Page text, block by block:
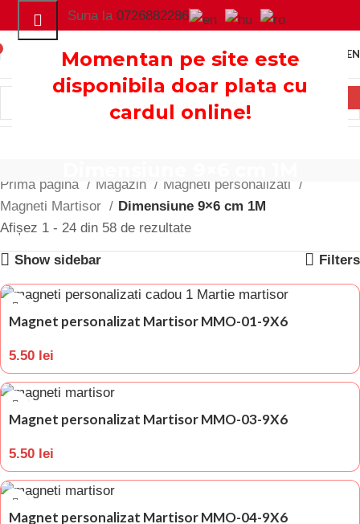
Momentan pe site este
disponibila doar plata cu
cardul online!
Suna la 0726882286
Prima pagină Magazin
Magneti personalizati
Magneti Martisor
Dimensiune 9×6 cm 1M
Afișez 1 - 24 din 58 de rezultate
Show sidebar Filters
Magnet personalizat Martisor MMO-01-9X6
5.50 lei
Magnet personalizat Martisor MMO-03-9X6
5.50 lei
Magnet personalizat Martisor MMO-04-9X6